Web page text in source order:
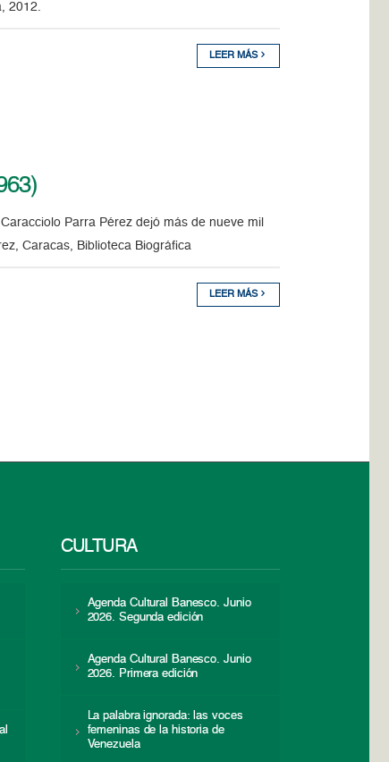
2012.
LEER MÁS
Parra Pérez dejó más de nueve mil
Caracas, Biblioteca Biográfica
LEER MÁS
CULTURA
Agenda Cultural Banesco. Junio
2026. Segunda edición
Agenda Cultural Banesco. Junio
2026. Primera edición
La palabra ignorada: las voces
femeninas de la historia de
Venezuela